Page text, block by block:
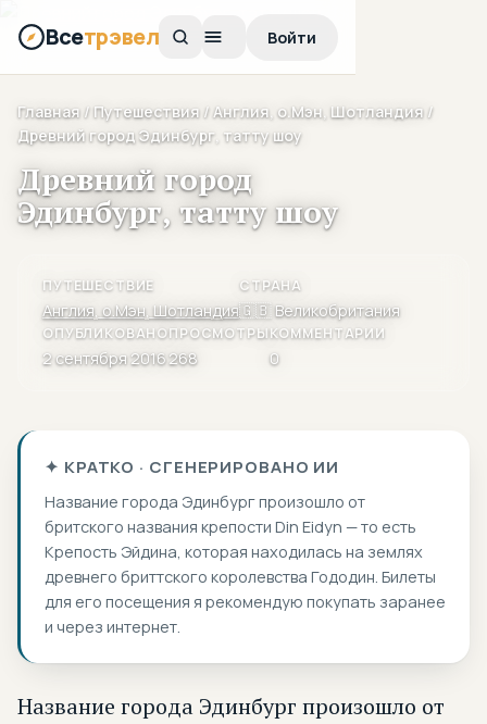
Всетрэвел Войти
Главная/ Путешествия/ Англия, о.Мэн, Шотландия/
Древний город Эдинбург, татту шоу
Древний город
Эдинбург, татту шоу
ПУТЕШЕСТВИЕ
Англия, о.Мэн, Шотландия
СТРАНА
🇬🇧 Великобритания
ОПУБЛИКОВАНО
2 сентября 2016
ПРОСМОТРЫ
268
КОММЕНТАРИИ
0
✦ КРАТКО · СГЕНЕРИРОВАНО ИИ
Название города Эдинбург произошло от
бритского названия крепости Din Eidyn — то есть
Крепость Эйдина, которая находилась на землях
древнего бриттского королевства Гододин. Билеты
для его посещения я рекомендую покупать заранее
и через интернет.
Название города Эдинбург произошло от